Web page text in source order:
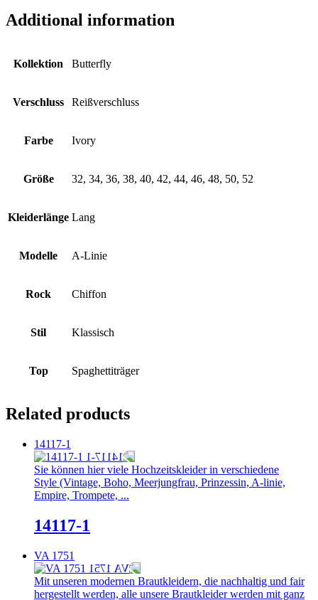
Additional information
Kollektion Butterfly
Verschluss Reißverschluss
Farbe Ivory
Größe 32, 34, 36, 38, 40, 42, 44, 46, 48, 50, 52
Kleiderlänge Lang
Modelle A-Linie
Rock Chiffon
Stil Klassisch
Top Spaghettiträger
Related products
14117-1
Sie können hier viele Hochzeitskleider in verschiedene
Style (Vintage, Boho, Meerjungfrau, Prinzessin, A-linie,
Empire, Trompete, ...
14117-1
VA 1751
Mit unseren modernen Brautkleidern, die nachhaltig und fair
hergestellt werden, alle unsere Brautkleider werden mit ganz